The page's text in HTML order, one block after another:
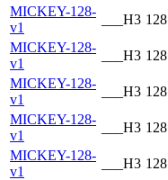
MICKEY-128-
v1
___H3 128
MICKEY-128-
v1
___H3 128
MICKEY-128-
v1
___H3 128
MICKEY-128-
v1
___H3 128
MICKEY-128-
v1
___H3 128